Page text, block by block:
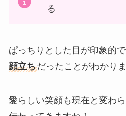
る
ぱっちりとした目が印象的で
顔立ちだったことがわかりま
愛らしい笑顔も現在と変わ